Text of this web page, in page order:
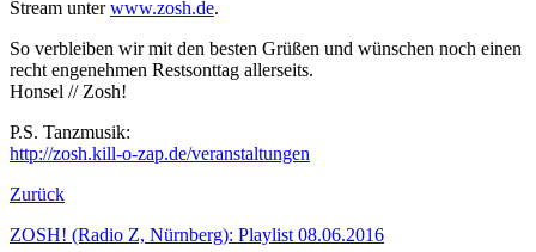
Stream unterwww.zosh.de.
So verbleiben wir mit den besten Grüßen und wünschen noch einen
recht engenehmen Restsonttag allerseits.
Honsel // Zosh!
P.S. Tanzmusik:
http://zosh.kill-o-zap.de/veranstaltungen
Zurück
ZOSH! (Radio Z, Nürnberg): Playlist 08.06.2016